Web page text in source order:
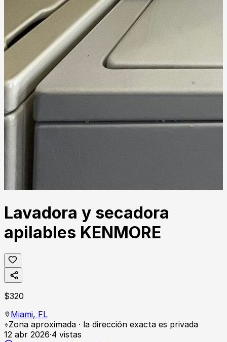
Lavadora y secadora
apilables KENMORE
$320
Miami, FL
Zona aproximada · la dirección exacta es privada
12 abr 2026·4 vistas